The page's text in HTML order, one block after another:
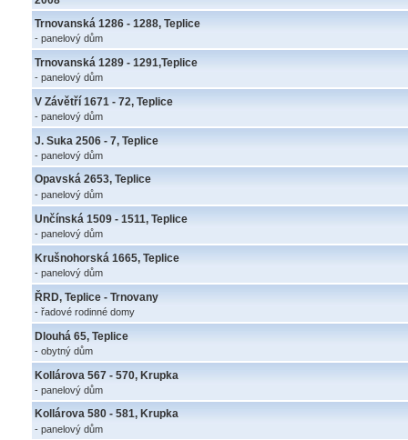
Trnovanská 1286 - 1288, Teplice
- panelový dům
Trnovanská 1289 - 1291,Teplice
- panelový dům
V Závětří 1671 - 72, Teplice
- panelový dům
J. Suka 2506 - 7, Teplice
- panelový dům
Opavská 2653, Teplice
- panelový dům
Unčínská 1509 - 1511, Teplice
- panelový dům
Krušnohorská 1665, Teplice
- panelový dům
ŘRD, Teplice - Trnovany
- řadové rodinné domy
Dlouhá 65, Teplice
- obytný dům
Kollárova 567 - 570, Krupka
- panelový dům
Kollárova 580 - 581, Krupka
- panelový dům